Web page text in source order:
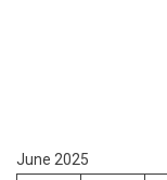
June 2025